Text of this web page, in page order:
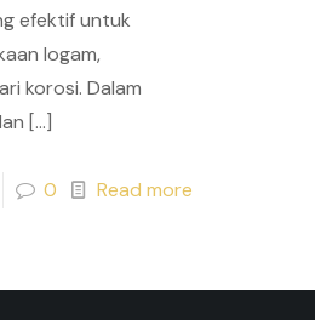
efektif untuk
logam,
korosi. Dalam
[…]
0 Read more